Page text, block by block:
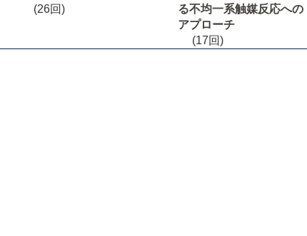
(26回)
る不均一系触媒反応への
アプローチ
(17回)